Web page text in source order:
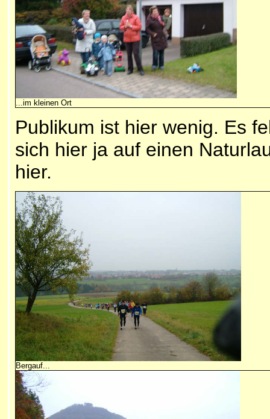
...im kleinen Ort
Publikum ist hier wenig. Es
sich hier ja auf einen
hier.
Bergauf...